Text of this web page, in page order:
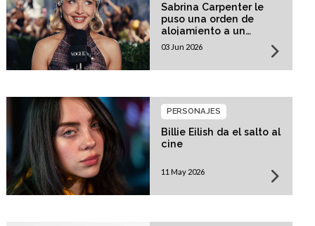
Sabrina Carpenter le
puso una orden de
alojamiento a un
acosador!
03 Jun 2026
Billie Eilish da el salto al
cine
PERSONAJES
11 May 2026